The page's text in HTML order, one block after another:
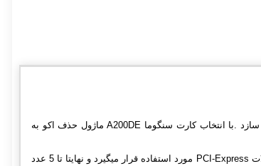
کارت تلفنی A200DE Sangoma با کیفیت صدای عالی می تواند از 2 تا 24 پورت FXO و یا FXS را برای شما فراهم سازد .با انتخاب کارت سنگوما A200DE ماژول حذف اکو به
در کارت های استریسک سنگوما A200DE به ازای اضافه کردن 4 پورت نیاز به نصب Remora Card دارید و فقط یک اسلات PCI-Express مورد استفاده قرار میگیرد و نهایتا تا 5 عدد